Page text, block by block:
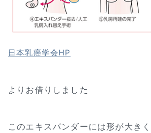
日本乳癌学会HP
よりお借りしました
このエキスパンダーには形が大き